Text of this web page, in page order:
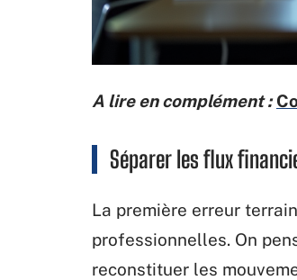
A lire en complément :
Séparer les flux
La première erreur
professionnelles. On
reconstituer les